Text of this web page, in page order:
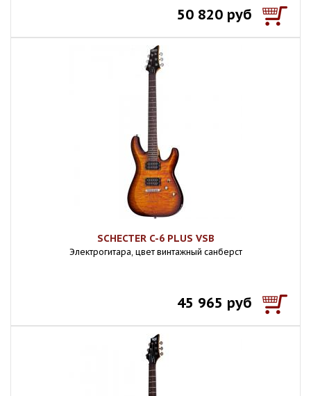
50 820 руб
SCHECTER C-6 PLUS VSB
Электрогитара, цвет винтажный санберст
45 965 руб